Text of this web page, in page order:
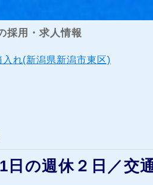
採用・求人情報
れ(新潟県新潟市東区)
の週休２日／交